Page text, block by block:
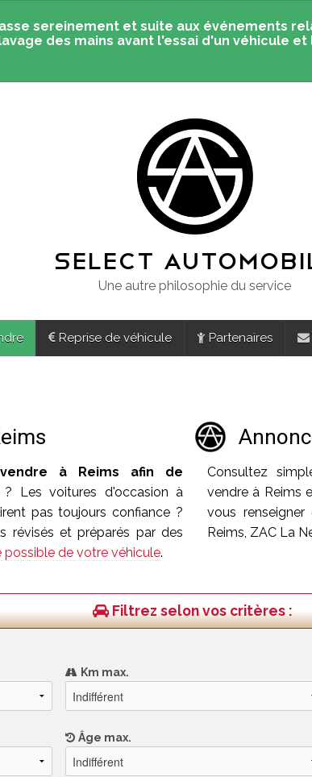
sereinement et suite aux événements
des mains avant l'essai d'un véhicule
SELECT
Une autre philosophie du service
Reprise de véhicule Partenaires
à Reims afin de
? Les voitures d'occasion à
pas toujours confiance ?
révisés et préparés par des
possible de votre véhicule.
Consultez
vendre à Reims
vous
Reims, ZAC La
Filtrez selon vos critères :
Km max.
Âge max.